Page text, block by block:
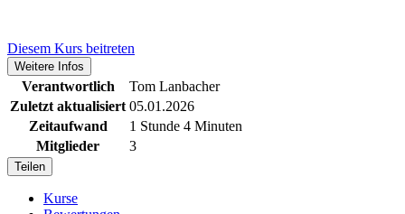
Diesem Kurs beitreten
Weitere Infos
Verantwortlich
Tom Lanbacher
Zuletzt aktualisiert 05.01.2026
Zeitaufwand
1 Stunde 4 Minuten
Mitglieder
3
Teilen
Kurse